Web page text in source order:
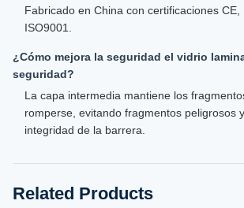
Fabricado en China con certificaciones CE,
ISO9001.
¿Cómo mejora la seguridad el vidrio
seguridad?
La capa intermedia mantiene los
romperse, evitando fragmentos peligrosos
integridad de la barrera.
Related Products